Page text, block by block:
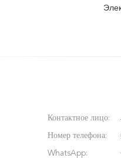
Контактное лицо:
Номер телефона:
WhatsApp: